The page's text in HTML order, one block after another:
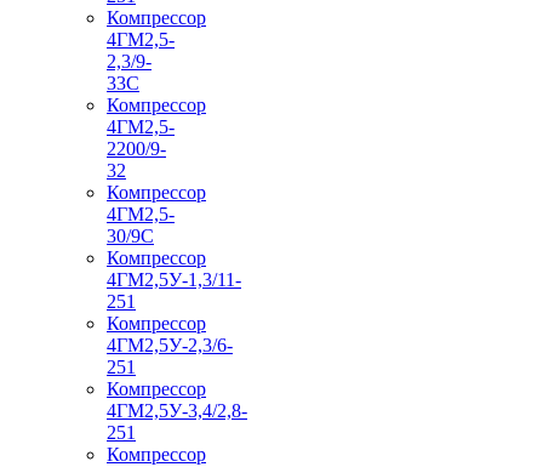
Компрессор
4ГМ2,5-
2,3/9-
33С
Компрессор
4ГМ2,5-
2200/9-
32
Компрессор
4ГМ2,5-
30/9С
Компрессор
4ГМ2,5У-1,3/11-
251
Компрессор
4ГМ2,5У-2,3/6-
251
Компрессор
4ГМ2,5У-3,4/2,8-
251
Компрессор